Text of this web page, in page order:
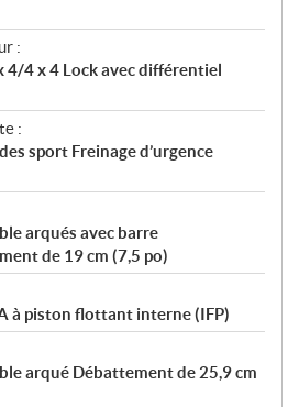
:
4/4 x 4 Lock avec différentiel
:
sport Freinage d’urgence
arqués avec barre
de 19 cm (7,5 po)
à piston flottant interne (IFP)
arqué Débattement de 25,9 cm